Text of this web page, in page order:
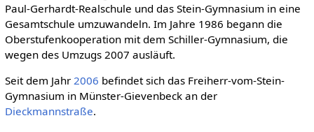
Paul-Gerhardt-Realschule und das Stein-Gymnasium in eine
Gesamtschule umzuwandeln. Im Jahre 1986 begann die
Oberstufenkooperation mit dem Schiller-Gymnasium, die
wegen des Umzugs 2007 ausläuft.
Seit dem Jahr 2006 befindet sich das Freiherr-vom-Stein-
Gymnasium in Münster-Gievenbeck an der
Dieckmannstraße.